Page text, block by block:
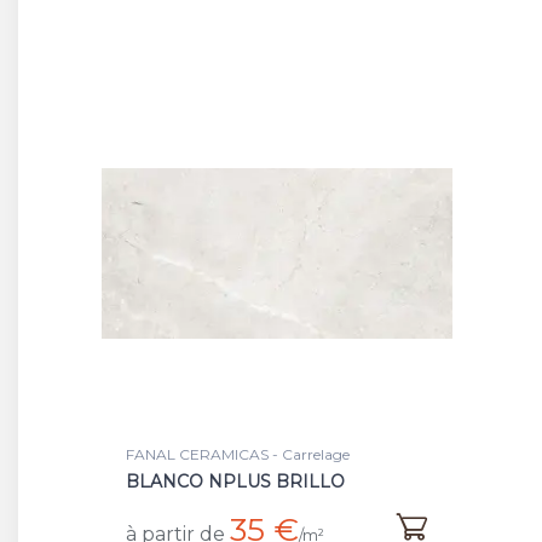
FANAL CERAMICAS - Carrelage
BLANCO NPLUS BRILLO
à partir de 35 €/m²